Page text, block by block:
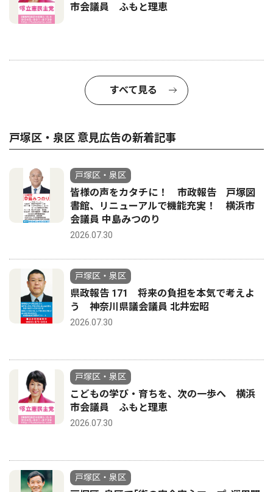
市会議員 ふもと理恵
すべて見る
戸塚区・泉区 意見広告の新着記事
戸塚区・泉区
皆様の声をカタチに！ 市政報告 戸塚図
書館、リニューアルで機能充実！ 横浜市
会議員 中島みつのり
2026.07.30
戸塚区・泉区
県政報告 171 将来の負担を本気で考えよ
う 神奈川県議会議員 北井宏昭
2026.07.30
戸塚区・泉区
こどもの学び・育ちを、次の一歩へ 横浜
市会議員 ふもと理恵
2026.07.30
戸塚区・泉区